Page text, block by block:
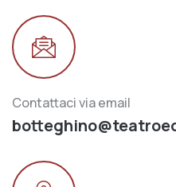
Contattaci via email